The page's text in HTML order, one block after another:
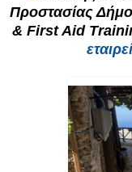
Προστασίας
& First Aid